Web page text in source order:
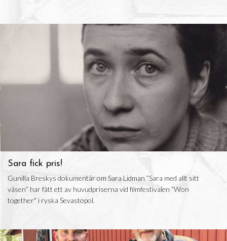
Sara fick pris!
Gunilla Breskys dokumentär om Sara Lidman ”Sara med allt sitt
väsen” har fått ett av huvudpriserna vid filmfestivalen ”Won
together" i ryska Sevastopol.